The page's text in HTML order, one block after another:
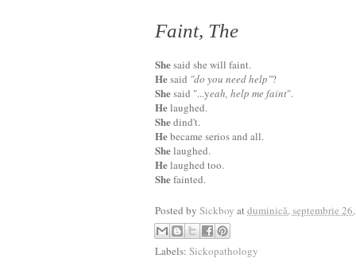
Faint, The
Shesaid she will faint.
Hesaid "do you need help"?
Shesaid "...yeah, help me faint".
Helaughed.
Shedind't.
Hebecame serios and all.
Shelaughed.
Helaughed too.
Shefainted.
Posted by Sickboy at duminică, septembrie
Labels: Sickopathology